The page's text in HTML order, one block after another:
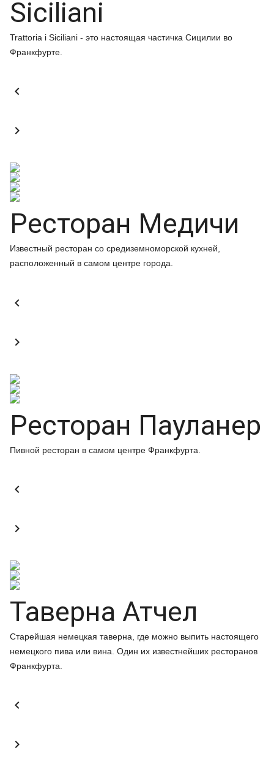
Siciliani
Trattoria i Siciliani - это настоящая частичка Сицилии во
Франкфурте.


Ресторан Медичи
Известный ресторан со средиземноморской кухней,
расположенный в самом центре города.


Ресторан Пауланер
Пивной ресторан в самом центре Франкфурта.


Таверна Атчел
Старейшая немецкая таверна, где можно выпить настоящего
немецкого пива или вина. Один их известнейших ресторанов
Франкфурта.

